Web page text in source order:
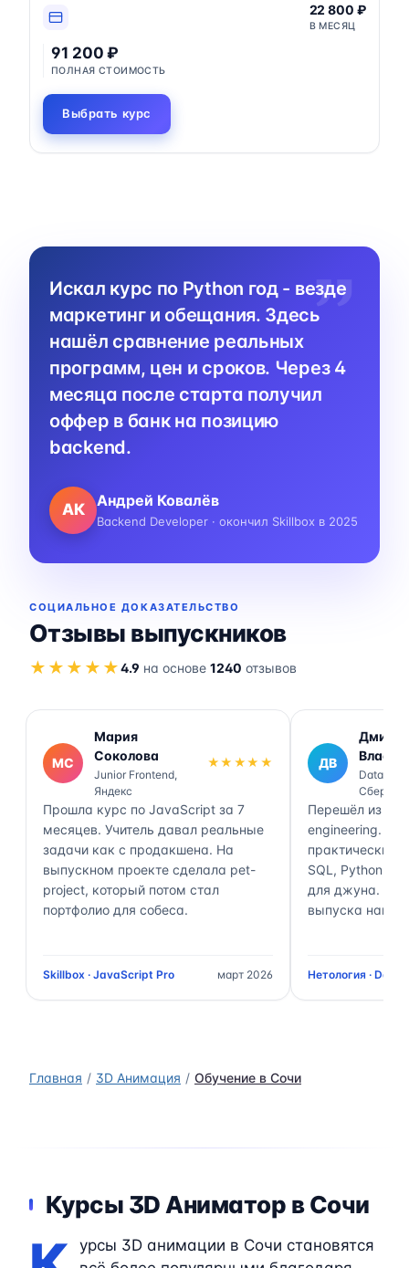
22 800 ₽
В МЕСЯЦ
91 200 ₽
ПОЛНАЯ СТОИМОСТЬ
Выбрать курс
Искал курс по Python год - везде
маркетинг и обещания. Здесь
нашёл сравнение реальных
программ, цен и сроков. Через 4
месяца после старта получил
оффер в банк на позицию
backend.
АК Андрей Ковалёв
Backend Developer · окончил Skillbox в 2025
СОЦИАЛЬНОЕ ДОКАЗАТЕЛЬСТВО
Отзывы выпускников
★★★★★4.9 на основе 1240 отзывов
МС
Мария
Соколова
Junior Frontend,
Яндекс
★★★★★
Прошла курс по JavaScript за 7
месяцев. Учитель давал реальные
задачи как с продакшена. На
выпускном проекте сделала pet-
project, который потом стал
портфолио для собеса.
Skillbox · JavaScript Pro март 2026
ДВ
Власов
Data
Сбер
Перешёл из
engineering.
практически
SQL, Python,
для джуна.
выпуска нашёл
Нетология · Data
Главная 3D Анимация Обучение в Сочи
Курсы 3D Аниматор в Сочи
урсы 3D анимации в Сочи становятся